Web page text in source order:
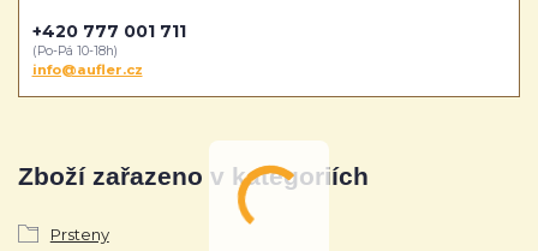
Zboží zařazeno v kategoriích
Prsteny
+420 777 001 711
(Po-Pá 10-18h)
info@aufler.cz